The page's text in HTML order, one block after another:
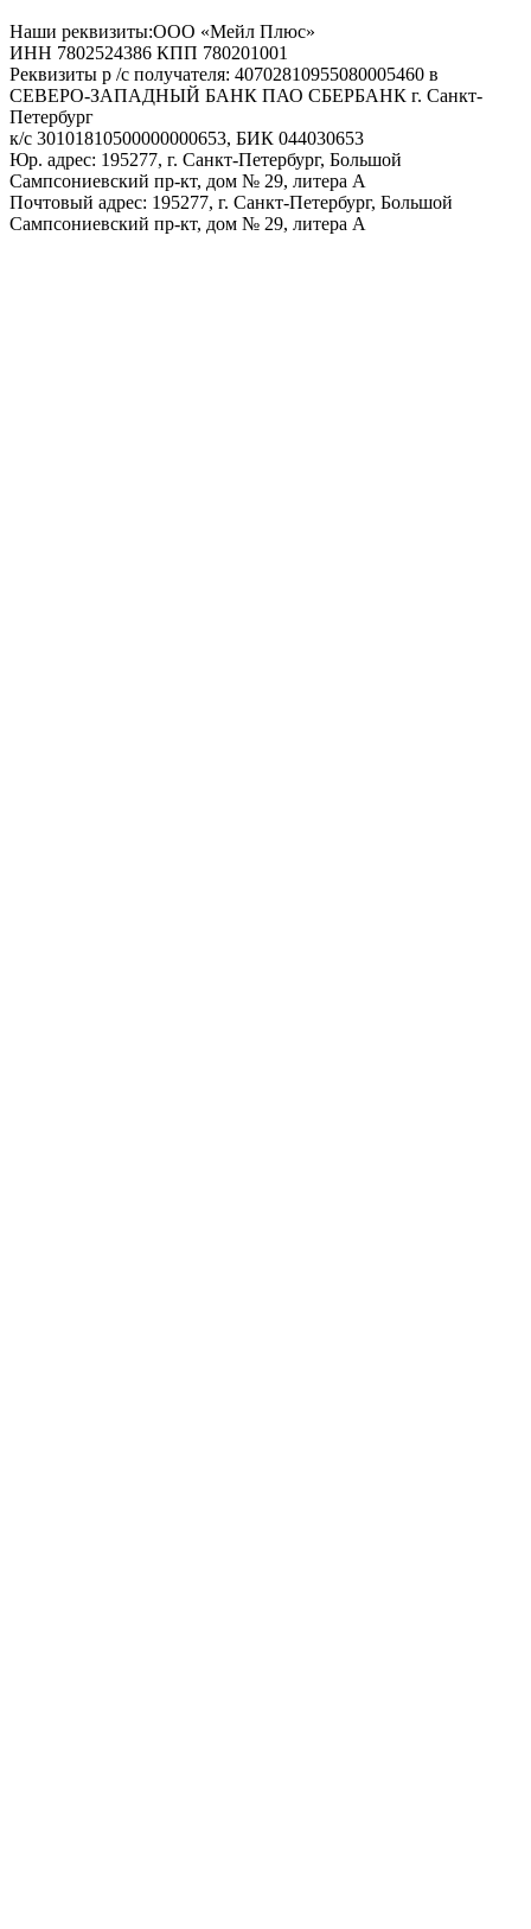
Наши реквизиты:ООО «Мейл Плюс»
ИНН 7802524386 КПП 780201001
Реквизиты р /с получателя: 40702810955080005460 в
СЕВЕРО-ЗАПАДНЫЙ БАНК ПАО СБЕРБАНК г. Санкт-
Петербург
к/с 30101810500000000653, БИК 044030653
Юр. адрес: 195277, г. Санкт-Петербург, Большой
Сампсониевский пр-кт, дом № 29, литера А
Почтовый адрес: 195277, г. Санкт-Петербург, Большой
Сампсониевский пр-кт, дом № 29, литера А